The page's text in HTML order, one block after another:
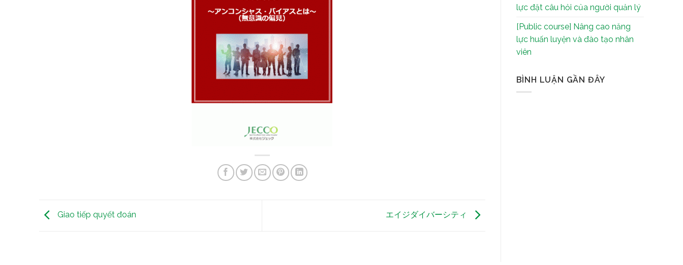
Giao tiếp quyết đoán エイジダイバーシティ
lực đặt câu hỏi của người quản lý
[Public course] Nâng cao năng
lực huấn luyện và đào tạo nhân
viên
BÌNH LUẬN GẦN ĐÂY